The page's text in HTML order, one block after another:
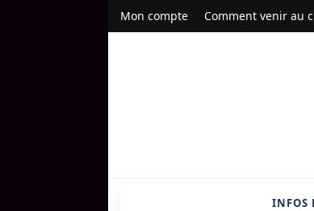
Mon compte Comment venir au
INFOS